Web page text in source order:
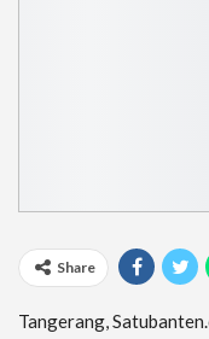
Share
Tangerang,